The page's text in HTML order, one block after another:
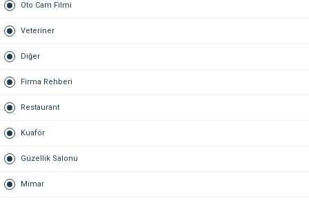
Oto Cam Filmi
Veteriner
Diğer
Firma Rehberi
Restaurant
Kuaför
Güzellik Salonu
Mimar